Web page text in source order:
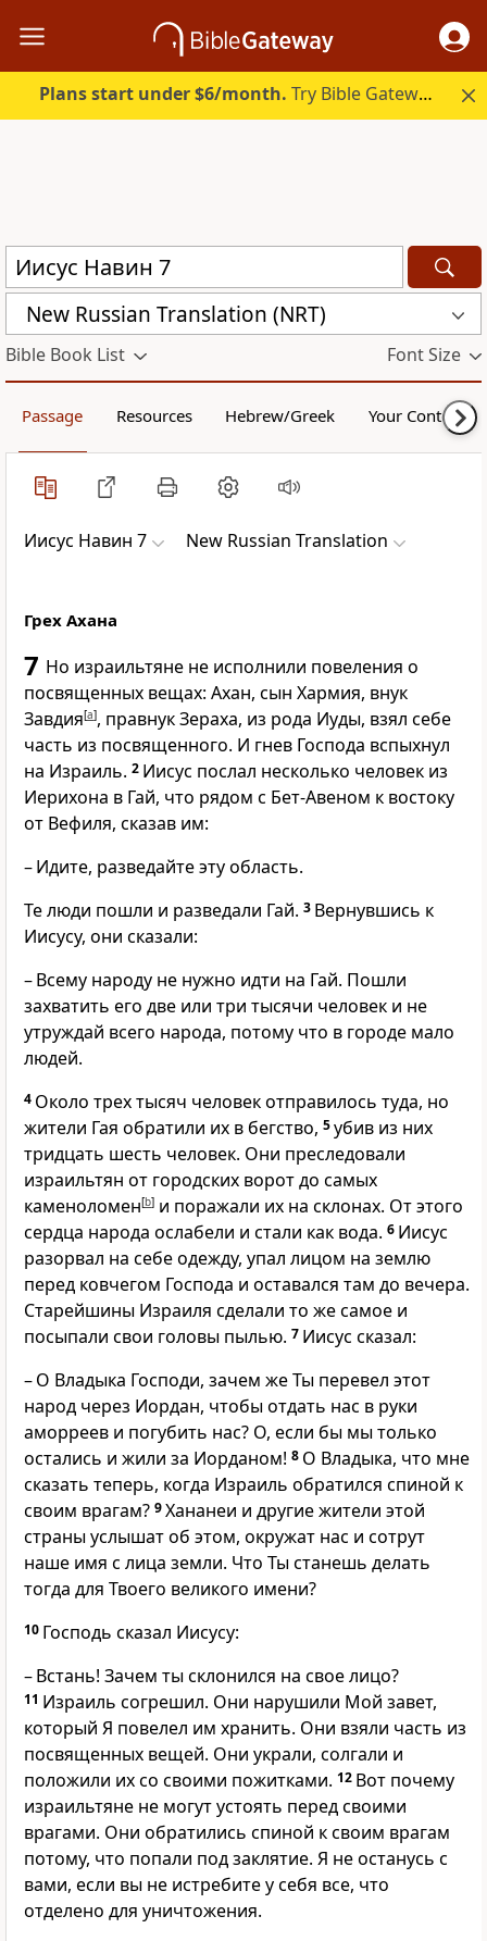
Plans start under $6/month. Try Bible Gateway Plus.
New Russian Translation (NRT)
Bible Book List Font Size
Passage Resources Hebrew/Greek Your Content
Иисус Навин 7 New Russian Translation
Грех Ахана
7 Но израильтяне не исполнили повеления о
посвященных вещах: Ахан, сын Хармия, внук
Завдия[a], правнук Зераха, из рода Иуды, взял себе
часть из посвященного. И гнев Господа вспыхнул
на Израиль. 2 Иисус послал несколько человек из
Иерихона в Гай, что рядом с Бет-Авеном к востоку
от Вефиля, сказав им:
– Идите, разведайте эту область.
Те люди пошли и разведали Гай. 3 Вернувшись к
Иисусу, они сказали:
– Всему народу не нужно идти на Гай. Пошли
захватить его две или три тысячи человек и не
утруждай всего народа, потому что в городе мало
людей.
4 Около трех тысяч человек отправилось туда, но
жители Гая обратили их в бегство, 5убив из них
тридцать шесть человек. Они преследовали
израильтян от городских ворот до самых
каменоломен[b] и поражали их на склонах. От этого
сердца народа ослабели и стали как вода. 6 Иисус
разорвал на себе одежду, упал лицом на землю
перед ковчегом Господа и оставался там до вечера.
Старейшины Израиля сделали то же самое и
посыпали свои головы пылью. 7 Иисус сказал:
– О Владыка Господи, зачем же Ты перевел этот
народ через Иордан, чтобы отдать нас в руки
аморреев и погубить нас? О, если бы мы только
остались и жили за Иорданом! 8 О Владыка, что мне
сказать теперь, когда Израиль обратился спиной к
своим врагам? 9Хананеи и другие жители этой
страны услышат об этом, окружат нас и сотрут
наше имя с лица земли. Что Ты станешь делать
тогда для Твоего великого имени?
10 Господь сказал Иисусу:
– Встань! Зачем ты склонился на свое лицо?
11 Израиль согрешил. Они нарушили Мой завет,
который Я повелел им хранить. Они взяли часть из
посвященных вещей. Они украли, солгали и
положили их со своими пожитками. 12 Вот почему
израильтяне не могут устоять перед своими
врагами. Они обратились спиной к своим врагам
потому, что попали под заклятие. Я не останусь с
вами, если вы не истребите у себя все, что
отделено для уничтожения.